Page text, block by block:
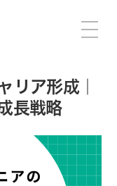
リア形成｜
長戦略